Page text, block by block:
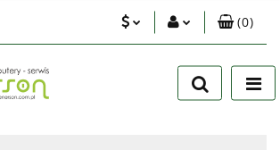
Zaloguj się
Zarejestruj się
(0)